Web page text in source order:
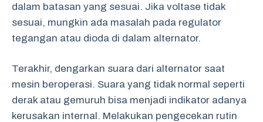
dalam batasan yang sesuai. Jika voltase tidak
sesuai, mungkin ada masalah pada regulator
tegangan atau dioda di dalam alternator.
Terakhir, dengarkan suara dari alternator saat
mesin beroperasi. Suara yang tidak normal seperti
derak atau gemuruh bisa menjadi indikator adanya
kerusakan internal. Melakukan pengecekan rutin